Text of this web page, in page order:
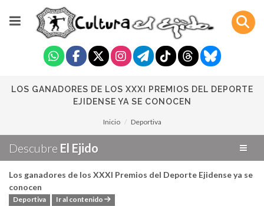
LOS GANADORES DE LOS XXXI PREMIOS DEL DEPORTE
EJIDENSE YA SE CONOCEN
Inicio Deportiva
Descubre El Ejido
Los ganadores de los XXXI Premios del Deporte Ejidense ya se
conocen
Deportiva Ir al contenido